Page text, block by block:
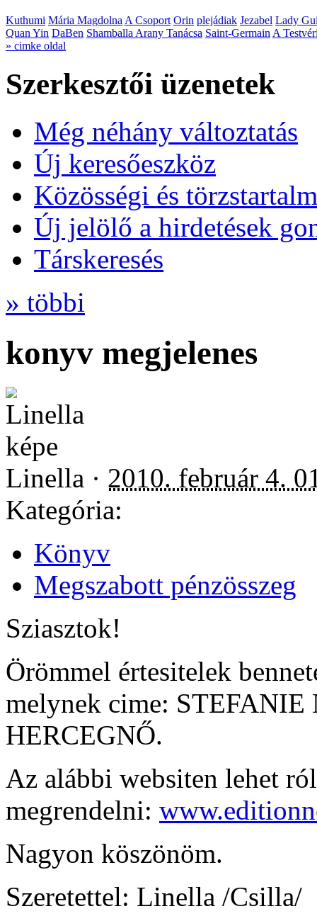
Kuthumi Mária MagdolnaA Csoport Orin plejádiak Jezabel Lady
Quan Yin DaBen Shamballa Arany Tanácsa Saint-GermainA
» cimke oldal
Szerkesztői üzenetek
Még néhány változtatás
Új keresőeszköz
Közösségi és
Új jelölő a hirdetések
Társkeresés
» többi
konyv megjelenes
Linella · 2010. február 4.
Kategória:
Könyv
Megszabott pénzösszeg
Sziasztok!
Örömmel értesitelek
melynek cime:
HERCEGNŐ.
Az alábbi websiten lehet
megrendelni:
Nagyon köszönöm.
Szeretettel: Linella /Csilla/